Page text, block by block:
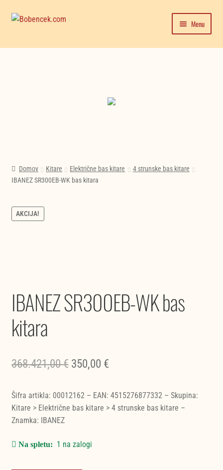
Skip
Skip
Menu
Domača stran
Domov Kitare Električne bas kitare
4 strunske bas kitare
IBANEZ SR300EB-WK bas kitara
AKCIJA!
IBANEZ SR300EB-WK bas
kitara
368.421,00€ Izvirna
je
350,00 €Trenutna
je:
Šifra artikla: 00012162 – EAN: 4515276877332 – Skupina:
Kitare > Električne bas kitare > 4 strunske bas kitare –
Znamka: IBANEZ
1 na zalogi